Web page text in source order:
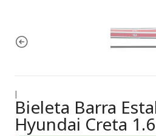
|
Bieleta Barra
Hyundai Creta